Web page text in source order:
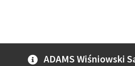
ADAMS Wiśniowski